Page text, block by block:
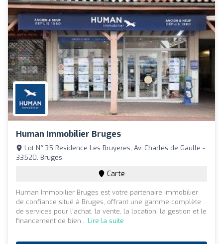
Human Immobilier Bruges
Lot N° 35 Residence Les Bruyeres, Av. Charles de Gaulle -
33520, Bruges
Carte
Human Immobilier Bruges est votre partenaire immobilier
de confiance situé à Bruges, offrant une gamme complète
de services pour l'achat, la vente, la location, la gestion et le
financement de bien... Lire la suite